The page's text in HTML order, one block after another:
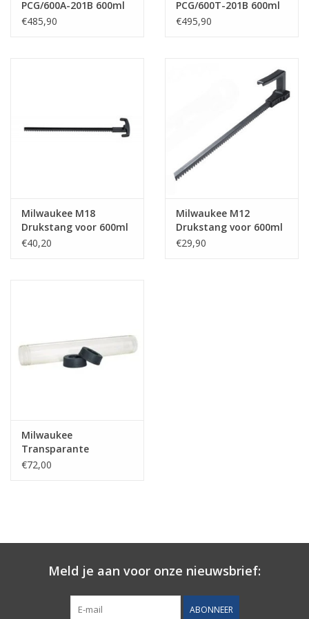
PCG/600A-201B 600ml
€485,90
PCG/600T-201B 600ml
€495,90
Milwaukee M18
Drukstang voor 600ml
patroonhouder
€40,20
Milwaukee M12
Drukstang voor 600ml
patroonhouder
€29,90
Milwaukee
Transparante
patroonhouder voor
€72,00
Meld je aan voor onze nieuwsbrief:
ABONNEER